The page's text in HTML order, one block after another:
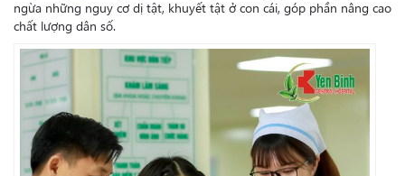
ngừa những nguy cơ dị tật, khuyết tật ở con cái, góp phần nâng cao
chất lượng dân số.